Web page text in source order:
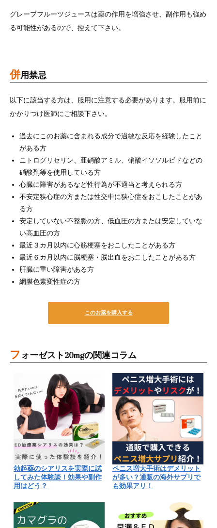
グレープフルーツジュースは薬の作用を増強させ、副作用も強め
る可能性があるので、控えて下さい。
併用禁忌
以下に該当する方は、服用に注意する必要があります。服用前に
かかりつけ医師にご相談下さい。
過去にこのお薬に含まれる成分で過敏な反応を経験したこと
がある方
ニトログリセリン、亜硝酸アミル、硝酸イソソルビドなどの
硝酸剤等を使用している方
心臓に障害があるなど性行為が不適当と考えられる方
不安定狭心症の方または性交中に狭心症をおこしたことがあ
る方
安定していない不整脈の方、低血圧の方または安定していな
い高血圧の方
最近３カ月以内に心筋梗塞をおこしたことがある方
最近６カ月以内に脳梗塞・脳出血をおこしたことがある方
肝臓に重い障害がある方
網膜色素変性症の方
このお薬を購入する
フォーゼスト20mgの関連コラム
勃起薬のシアリスを実際に試
してみた体験談！効果や副作
用はどう？
ペニス増大手術はデメリット
が多い？通販の海外サプリで
も効果アリ！